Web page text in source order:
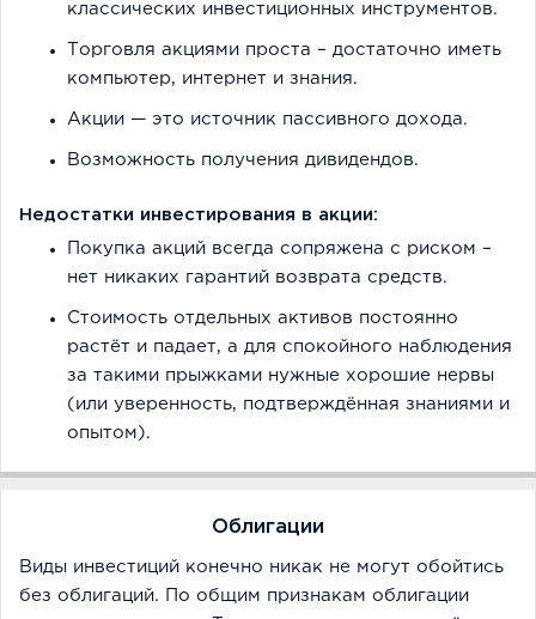
классических инвестиционных инструментов.
Торговля акциями проста – достаточно иметь
компьютер, интернет и знания.
Акции — это источник пассивного дохода.
Возможность получения дивидендов.
Недостатки инвестирования в акции:
Покупка акций всегда сопряжена с риском –
нет никаких гарантий возврата средств.
Стоимость отдельных активов постоянно
растёт и падает, а для спокойного наблюдения
за такими прыжками нужные хорошие нервы
(или уверенность, подтверждённая знаниями и
опытом).
Облигации
Виды инвестиций конечно никак не могут обойтись
без облигаций. По общим признакам облигации